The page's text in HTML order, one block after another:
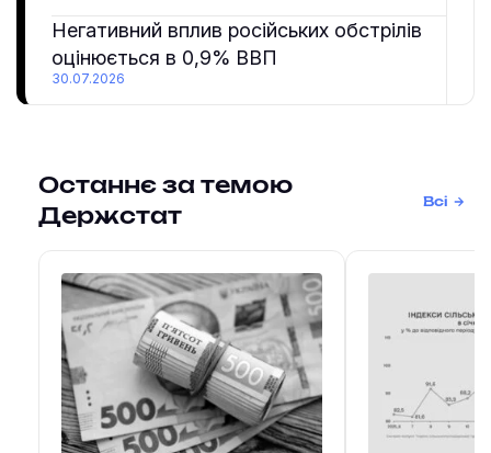
Негативний вплив російських обстрілів
оцінюється в 0,9% ВВП
30.07.2026
Останнє за темою
Держстат
Всі